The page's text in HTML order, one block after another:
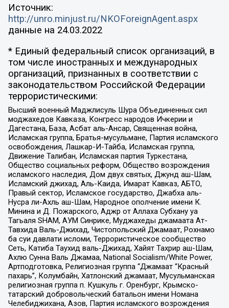
Источник:
http://unro.minjust.ru/NKOForeignAgent.aspx
данные на 24.03.2022
* Единый федеральный список организаций, в
том числе иностранных и международных
организаций, признанных в соответствии с
законодательством Российской Федерации
террористическими:
Высший военный Маджлисуль Шура Объединенных сил
моджахедов Кавказа, Конгресс народов Ичкерии и
Дагестана, База, Асбат аль-Ансар, Священная война,
Исламская группа, Братья-мусульмане, Партия исламского
освобождения, Лашкар-И-Тайба, Исламская группа,
Движение Талибан, Исламская партия Туркестана,
Общество социальных реформ, Общество возрождения
исламского наследия, Дом двух святых, Джунд аш-Шам,
Исламский джихад, Аль-Каида, Имарат Кавказ, АБТО,
Правый сектор, Исламское государство, Джабха аль-
Нусра ли-Ахль аш-Шам, Народное ополчение имени К.
Минина и Д. Пожарского, Аджр от Аллаха Субхану уа
Тагьаля SHAM, АУМ Синрике, Муджахеды джамаата Ат-
Тавхида Валь-Джихад, Чистопольский Джамаат, Рохнамо
ба суи давлати исломи, Террористическое сообщество
Сеть, Катиба Таухид валь-Джихад, Хайят Тахрир аш-Шам,
Ахлю Сунна Валь Джамаа, National Socialism/White Power,
Артподготовка, Религиозная группа “Джамаат “Красный
пахарь”, Колумбайн, Хатлонский джамаат, Мусульманская
религиозная группа п. Кушкуль г. Оренбург, Крымско-
татарский добровольческий батальон имени Номана
Челебиджихана, Азов, Партия исламского возрождения